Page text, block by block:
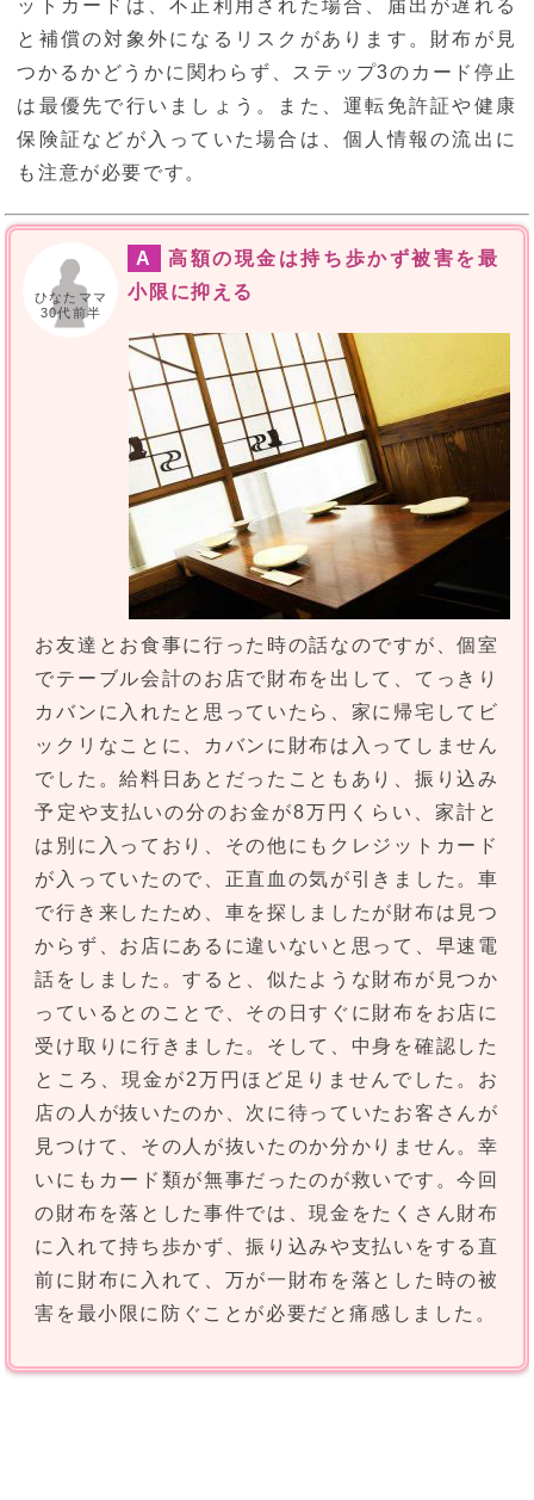
ットカードは、不正利用された場合、届出が遅れる
と補償の対象外になるリスクがあります。財布が見
つかるかどうかに関わらず、ステップ3のカード停止
は最優先で行いましょう。また、運転免許証や健康
保険証などが入っていた場合は、個人情報の流出に
も注意が必要です。
ひなたママ
30代前半
A
高額の現金は持ち歩かず被害を最
小限に抑える
お友達とお食事に行った時の話なのですが、個室
でテーブル会計のお店で財布を出して、てっきり
カバンに入れたと思っていたら、家に帰宅してビ
ックリなことに、カバンに財布は入ってしません
でした。給料日あとだったこともあり、振り込み
予定や支払いの分のお金が8万円くらい、家計と
は別に入っており、その他にもクレジットカード
が入っていたので、正直血の気が引きました。車
で行き来したため、車を探しましたが財布は見つ
からず、お店にあるに違いないと思って、早速電
話をしました。すると、似たような財布が見つか
っているとのことで、その日すぐに財布をお店に
受け取りに行きました。そして、中身を確認した
ところ、現金が2万円ほど足りませんでした。お
店の人が抜いたのか、次に待っていたお客さんが
見つけて、その人が抜いたのか分かりません。幸
いにもカード類が無事だったのが救いです。今回
の財布を落とした事件では、現金をたくさん財布
に入れて持ち歩かず、振り込みや支払いをする直
前に財布に入れて、万が一財布を落とした時の被
害を最小限に防ぐことが必要だと痛感しました。